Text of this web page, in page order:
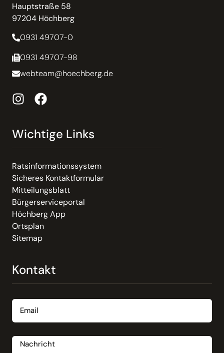
Hauptstraße 58
97204 Höchberg
0931 49707-0
0931 49707-98
webteam@hoechberg.de
Wichtige Links
Ratsinformationssystem
Sicheres Kontaktformular
Mitteilungsblatt
Bürgerserviceportal
Höchberg App
Ortsplan
Sitemap
Kontakt